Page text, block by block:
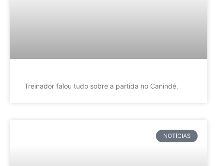
Treinador falou tudo sobre a partida no Canindé.
NOTÍCIAS